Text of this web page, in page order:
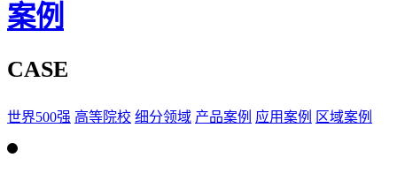
案例
CASE
世界500强 高等院校 细分领域 产品案例 应用案例 区域案例